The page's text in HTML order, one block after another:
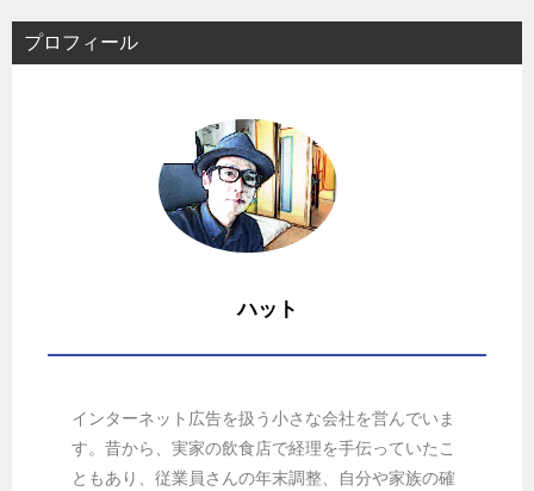
プロフィール
ハット
インターネット広告を扱う小さな会社を営んでいま
す。昔から、実家の飲食店で経理を手伝っていたこ
ともあり、従業員さんの年末調整、自分や家族の確